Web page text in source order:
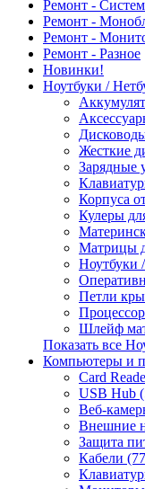
Ремонт -
Ремонт -
Ремонт -
Ремонт - Разное
Новинки!
Ноутбуки /
Жесткие
Зарядные
Корпуса
Кулеры
Матрицы
Ноутбуки
Петли
Шлейф
Показать все
Компьютеры и
Card
USB Hub
Веб-
Внешние
Защита
Кабели